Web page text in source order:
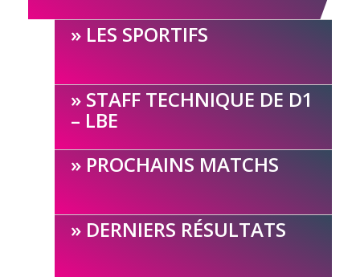
LES SPORTIFS
STAFF TECHNIQUE DE D1
– LBE
PROCHAINS MATCHS
DERNIERS RÉSULTATS